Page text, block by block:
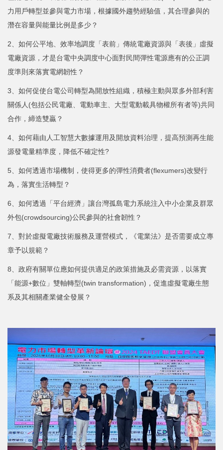
力用戶轉型並參與電力市場，根據國外趨勢經驗值，其合理參與的
潛在容量與能量比例是多少？
2、如何公平地、效率地調度「表前」傳統電廠資源與「表後」虛擬
電廠資源，才是台電中央調度中心面對民間彈性電源應有的公正調
度準則來落實電網韌性？
3、如何促使台電公司轉型為開放性組織，積極主動與眾多外部利害
關係人(包括公民電廠、電動車主、大型電動載具物權所有者等)共同
合作，締造雙贏？
4、如何藉由人工智慧大數據運用及開放資料治理，提高預測再生能
源發電量精準度，降低不確定性?
5、如何透過市場機制，使得更多的彈性消費者(flexumers)改變行
為，落實生活轉型？
6、如何透過「平台經濟」讓台灣孤島電力系統注入中小企業及群眾
外包(crowdsourcing)公民參與的社會韌性？
7、對於虛擬電廠技術服務及運營模式，《電業法》是否需要成立專
章予以規範？
8、政府有關單位應如何提供適足的政策措施及必需資源，以落實
「能源+數位」雙軸轉型(twin transformation)，促進虛擬電廠生態
系及其相關產業健全發展？